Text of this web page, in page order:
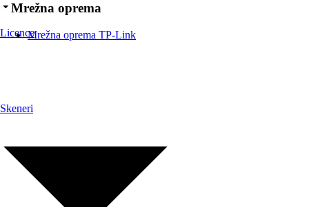
Licence
Skeneri
Mrežna oprema
Mrežna oprema TP-Link